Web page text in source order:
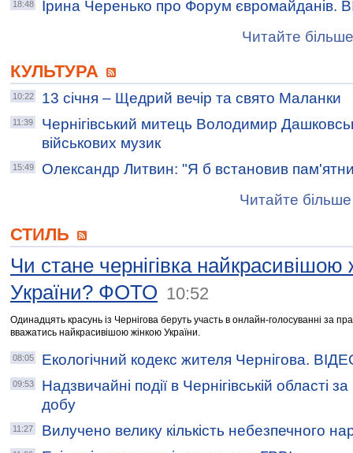
18:48
Ірина Черенько про Форум євромайданів.
Читайте
КУЛЬТУРА
10:22 13 січня – Щедрий вечір та свято Маланки
11:39
Чернігівський митець Володимир
військових музик
15:49
Олександр Литвин: "Я б встановив
Читайте більше
СТИЛЬ
Чи стане чернігівка найкрасивішою
України? ФОТО 10:52
Одинадцять красунь із Чернігова беруть участь в онлайн-голосуванні за
вважатись найкрасивішою жінкою України.
08:05 Екологічний кодекс жителя Чернігова.
09:53
Надзвичайні події в Чернігівській області
добу
11:27 Вилучено велику кількість небезпечного